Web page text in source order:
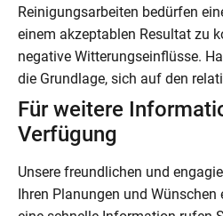
Reinigungsarbeiten bedürfen
einem akzeptablen Resultat zu
negative Witterungseinflüsse.
die Grundlage, sich auf den
Für weitere
Verfügung
Unsere freundlichen und
Ihren Planungen und